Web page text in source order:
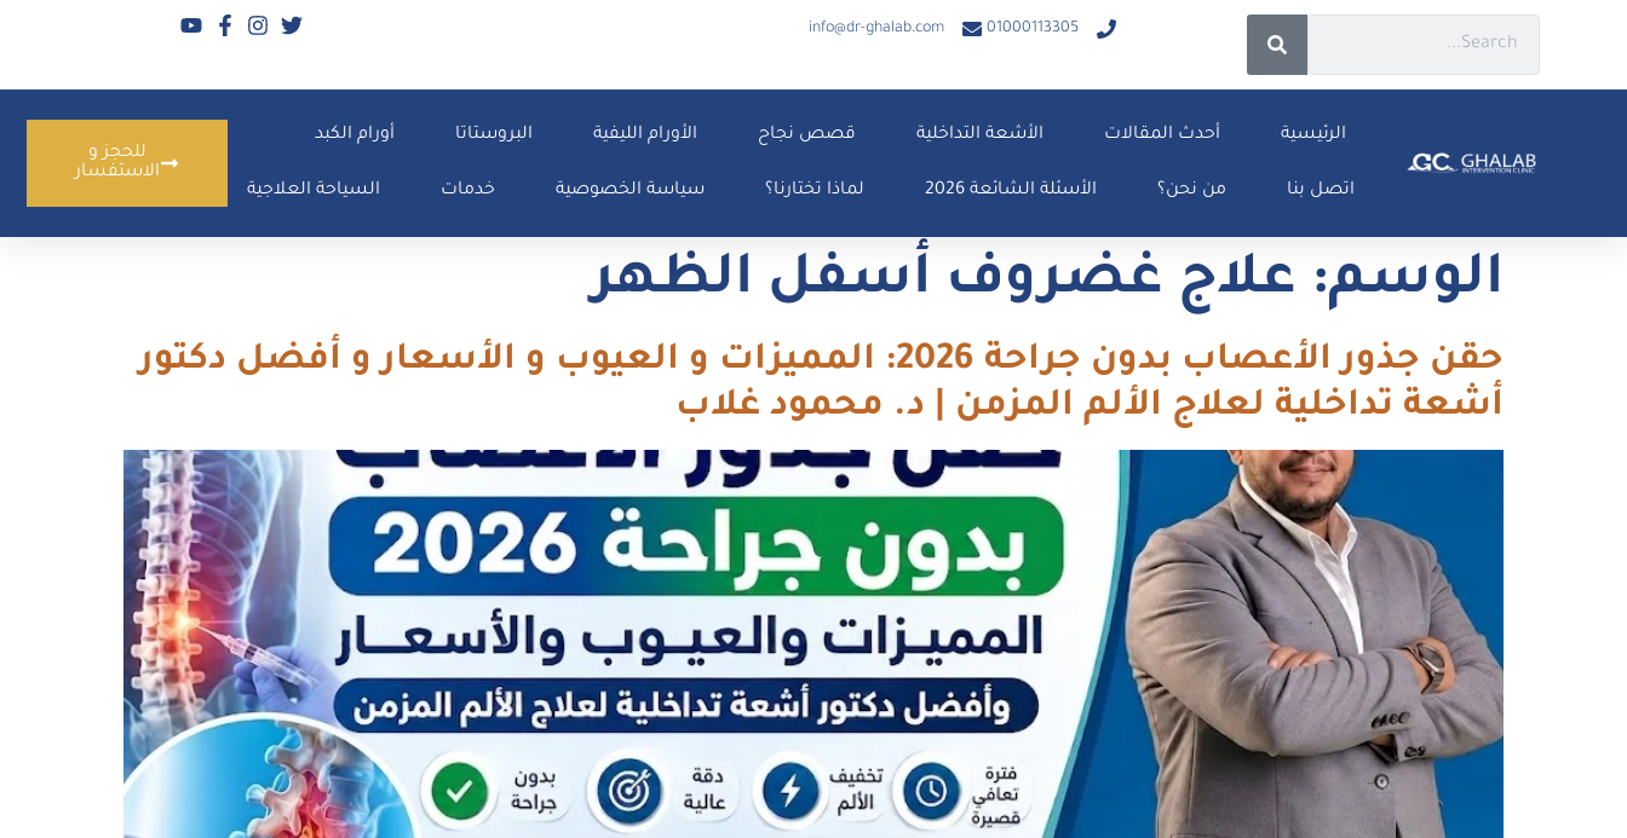
01000113305
info@dr-ghalab.com
الرئيسية أحدث المقالات الأشعة التداخلية قصص نجاح الأورام الليفية البروستاتا أورام الكبد
اتصل بنا من نحن؟ الأسئلة الشائعة 2026 لماذا تختارنا؟ سياسة الخصوصية خدمات السياحة العلاجية
للحجز و
الاستفسار
الوسم: علاج غضروف أسفل الظهر
حقن جذور الأعصاب بدون جراحة 2026: المميزات و العيوب و الأسعار و أفضل دكتور
أشعة تداخلية لعلاج الألم المزمن | د. محمود غلاب